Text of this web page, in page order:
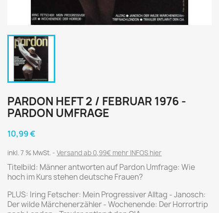
PARDON HEFT 2 / FEBRUAR 1976 -
PARDON UMFRAGE
10,99 €
inkl. 7 % MwSt. Versand ab 0,99€ mehr INFOS hier
Titelbild: Männer antworten auf Pardon Umfrage: Wie
hoch im Kurs stehen deutsche Frauen?
PLUS: Iring Fetscher: Mein Progressiver Alltag - Janosch:
Der wilde Märchenerzähler - Wochenende: Der Horrortrip